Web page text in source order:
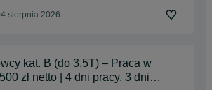
sierpnia 2026
kat. B (do 3,5T) – Praca w
zł netto | 4 dni pracy, 3 dni